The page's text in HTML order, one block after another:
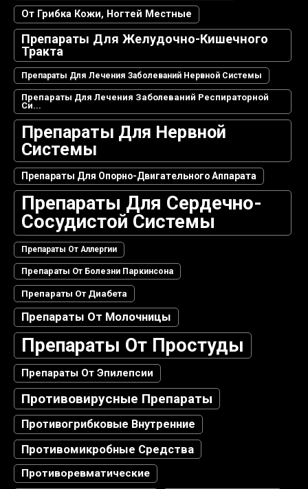
От Грибка Кожи, Ногтей Местные
Препараты Для Желудочно-Кишечного
Тракта
Препараты Для Лечения Заболеваний Нервной Системы
Препараты Для Лечения Заболеваний Респираторной
Си...
Препараты Для Нервной
Системы
Препараты Для Опорно-Двигательного Аппарата
Препараты Для Сердечно-
Сосудистой Системы
Препараты От Аллергии
Препараты От Болезни Паркинсона
Препараты От Диабета
Препараты От Молочницы
Препараты От Простуды
Препараты От Эпилепсии
Противовирусные Препараты
Противогрибковые Внутренние
Противомикробные Средства
Противоревматические